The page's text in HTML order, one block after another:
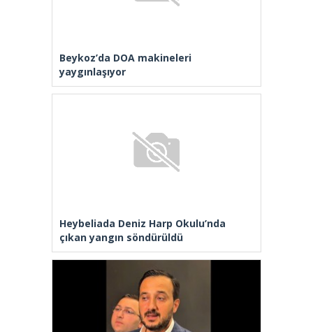
Beykoz’da DOA makineleri
yaygınlaşıyor
Heybeliada Deniz Harp Okulu’nda
çıkan yangın söndürüldü